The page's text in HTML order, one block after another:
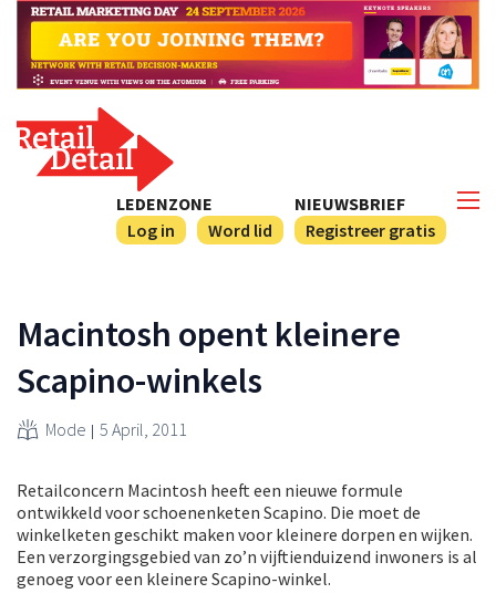
NIEUWSBRIEF
Registreer gratis
LEDENZONE
Log in
Word lid
Macintosh opent kleinere
Scapino-winkels
Mode 5 April, 2011
Retailconcern Macintosh heeft een nieuwe formule
ontwikkeld voor schoenenketen Scapino. Die moet de
winkelketen geschikt maken voor kleinere dorpen en wijken.
Een verzorgingsgebied van zo’n vijftienduizend inwoners is al
genoeg voor een kleinere Scapino-winkel.